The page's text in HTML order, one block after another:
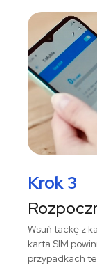
Krok 3
Wsuń tackę z
karta SIM
przypadkach